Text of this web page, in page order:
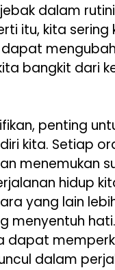
dalam
itu, kita
bangkit dari
penting
kita. Setiap
menemukan
hidup
yang lain
dapat
dalam